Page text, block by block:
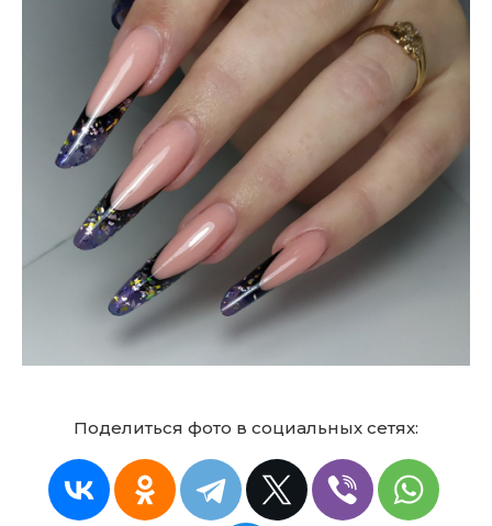
Поделиться фото в социальных сетях: